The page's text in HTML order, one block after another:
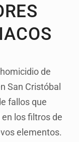
de
San Cristóbal
fallos que
los filtros de
elementos.